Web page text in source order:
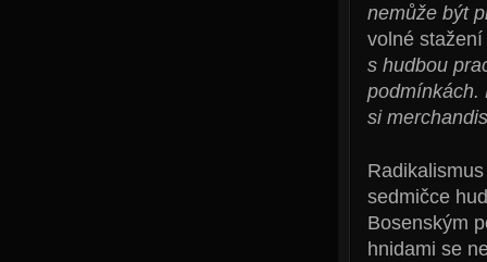
nemůže být
volné
s hudbou
podmínkách.
si
sedmičce
Bosenským
hnidami se